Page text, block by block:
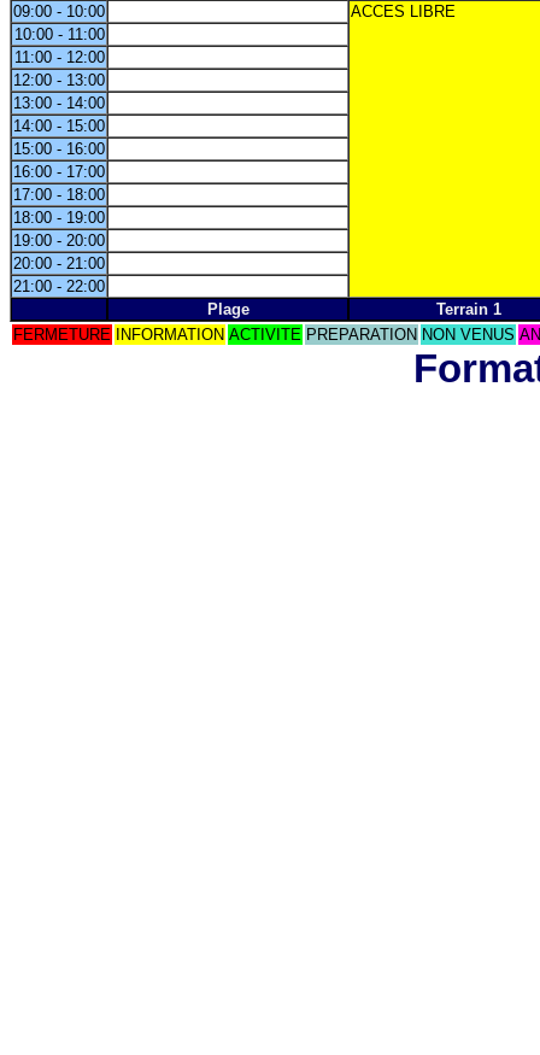
09:00 - 10:00
ACCES LIBRE
10:00 - 11:00
11:00 - 12:00
12:00 - 13:00
13:00 - 14:00
14:00 - 15:00
15:00 - 16:00
16:00 - 17:00
17:00 - 18:00
18:00 - 19:00
19:00 - 20:00
20:00 - 21:00
21:00 - 22:00
Plage
Terrain 1
FERMETURE
INFORMATION ACTIVITE PREPARATION NON VENUS